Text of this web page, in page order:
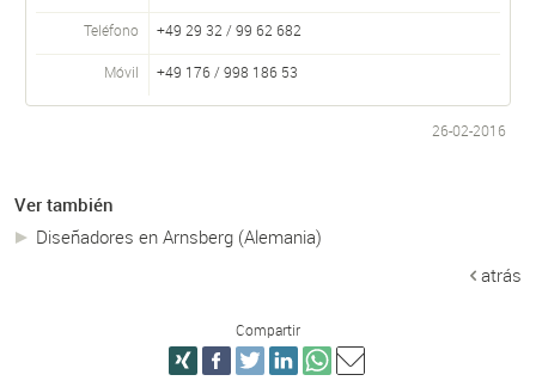
Teléfono +49 29 32 / 99 62 682
Móvil +49 176 / 998 186 53
26-02-2016
Ver también
Diseñadores en Arnsberg (Alemania)
atrás
Compartir